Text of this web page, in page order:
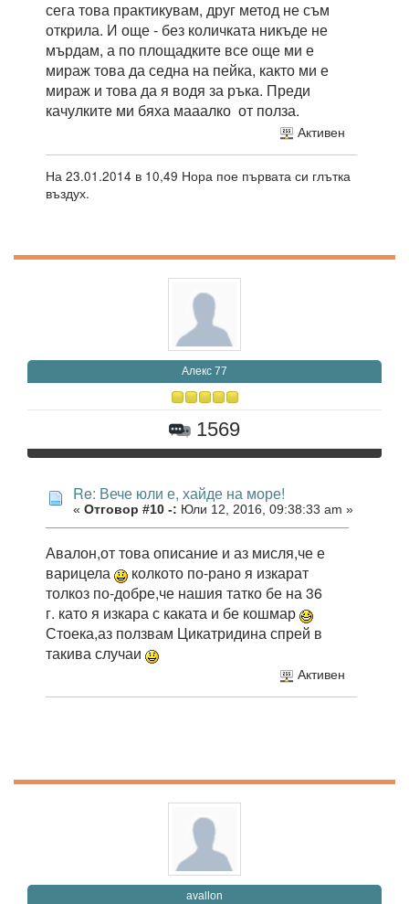
сега това практикувам, друг метод не съм
открила. И още - без количката никъде не
мърдам, а по площадките все още ми е
мираж това да седна на пейка, както ми е
мираж и това да я водя за ръка. Преди
качулките ми бяха мааалко от полза.
Активен
На 23.01.2014 в 10,49 Нора пое първата си глътка
въздух.
Алекс 77
1569
Re: Вече юли е, хайде на море!
« Отговор #10 -: Юли 12, 2016, 09:38:33 am »
Авалон,от това описание и аз мисля,че е
варицела
колкото по-рано я изкарат
толкоз по-добре,че нашия татко бе на 36
г. като я изкара с каката и бе кошмар
Стоека,аз ползвам Цикатридина спрей в
такива случаи
Активен
avallon